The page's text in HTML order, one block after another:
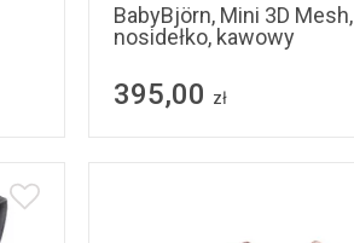
BabyBjörn, Mini 3D Mesh,
nosidełko, kawowy
395,00 zł